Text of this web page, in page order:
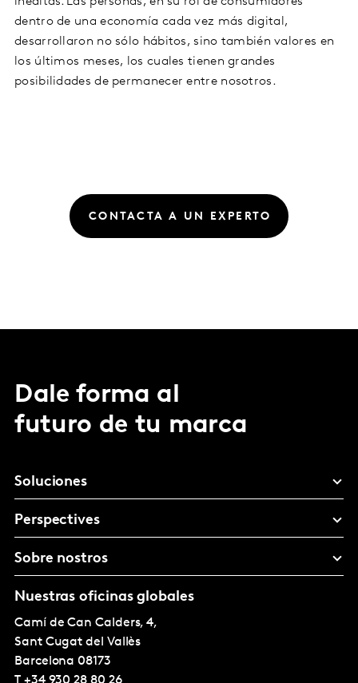
dentro de una economía cada vez más digital,
desarrollaron no sólo hábitos, sino también valores en
los últimos meses, los cuales tienen grandes
posibilidades de permanecer entre nosotros.
CONTACTA A UN EXPERTO
Dale forma al
futuro de tu marca
Soluciones
Perspectives
Sobre nostros
Nuestras oficinas globales
Camí de Can Calders, 4,
Sant Cugat del Vallès
Barcelona 08173
T +34 930 28 80 26